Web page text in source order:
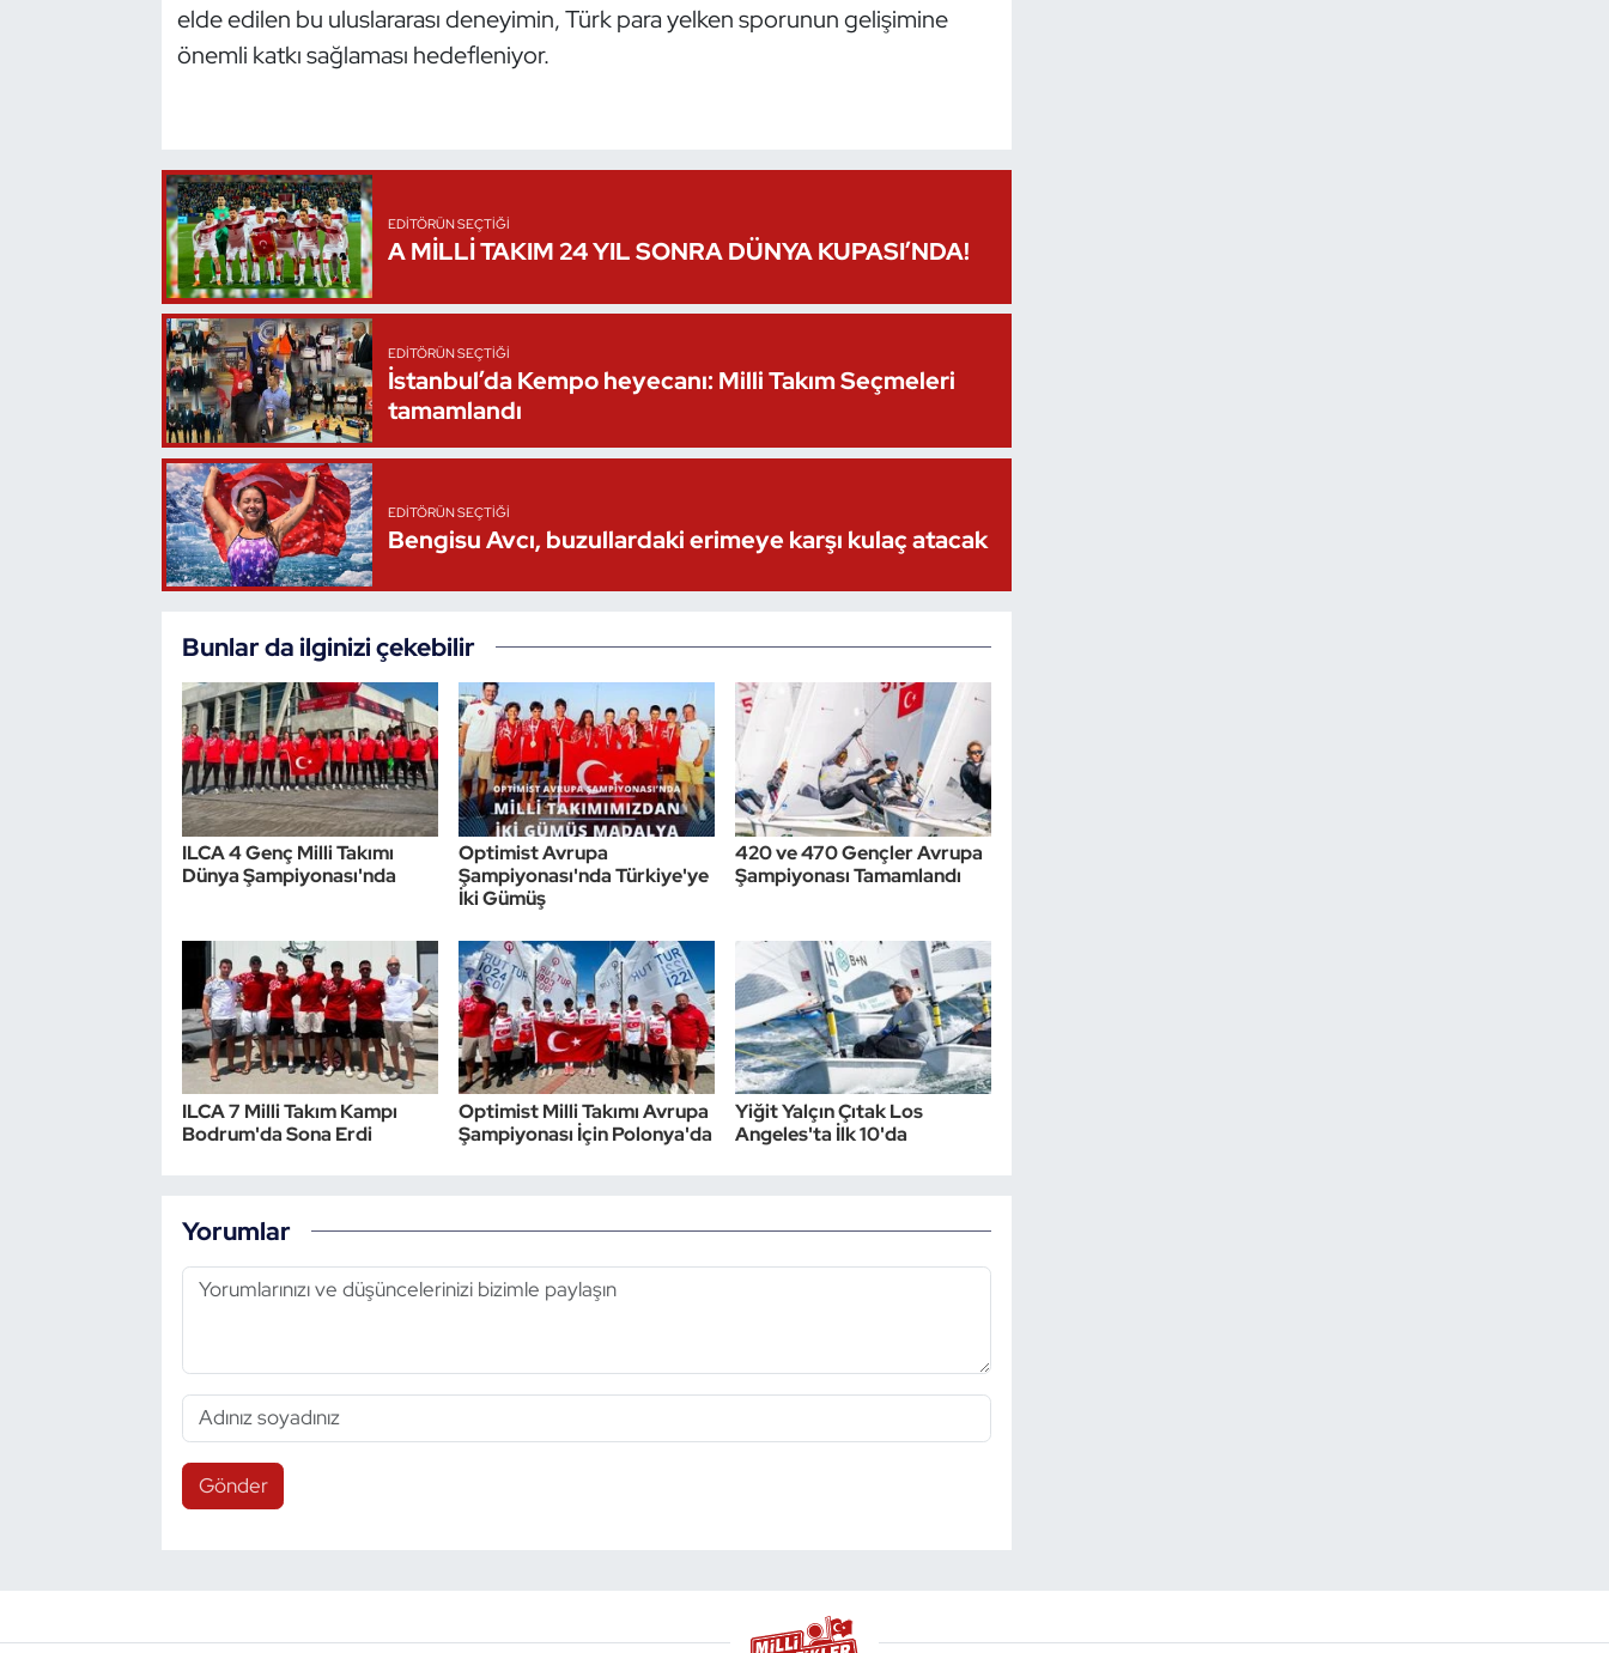
elde edilen bu uluslararası deneyimin, Türk para yelken sporunun gelişimine
önemli katkı sağlaması hedefleniyor.
EDITÖRÜN SEÇTIĞI
A MİLLİ TAKIM 24 YIL SONRA DÜNYA KUPASI’NDA!
EDITÖRÜN SEÇTIĞI
İstanbul’da Kempo heyecanı: Milli Takım Seçmeleri
tamamlandı
EDITÖRÜN SEÇTIĞI
Bengisu Avcı, buzullardaki erimeye karşı kulaç atacak
Bunlar da ilginizi çekebilir
ILCA 4 Genç Milli Takımı
Dünya Şampiyonası'nda
Optimist Avrupa
Şampiyonası'nda Türkiye'ye
İki Gümüş
420 ve 470 Gençler Avrupa
Şampiyonası Tamamlandı
ILCA 7 Milli Takım Kampı
Bodrum'da Sona Erdi
Optimist Milli Takımı Avrupa
Şampiyonası İçin Polonya'da
Yiğit Yalçın Çıtak Los
Angeles'ta İlk 10'da
Yorumlar
Gönder
Paralimpik
Sualtı Sporları
Vücut Geliştirme Fitness
Wushu Kungfu